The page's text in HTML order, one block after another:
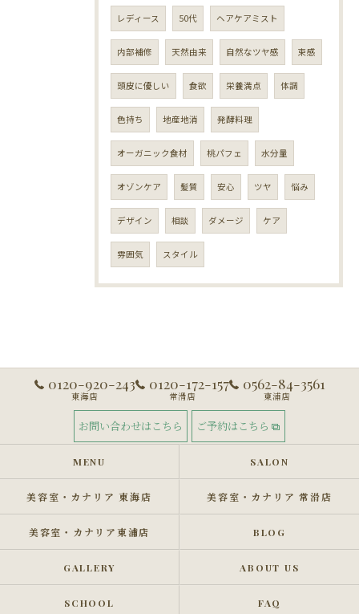
レディース 50代 ヘアケアミスト
内部補修 天然由来 自然なツヤ感 束感
頭皮に優しい 食欲 栄養満点 体調
色持ち 地産地消 発酵料理
オーガニック食材 桃パフェ 水分量
オゾンケア 髪質 安心 ツヤ 悩み
デザイン 相談 ダメージ ケア
雰囲気 スタイル
0120-920-243
東海店
0120-172-157
常滑店
0562-84-3561
東浦店
お問い合わせはこちら ご予約はこちら
MENU SALON
美容室・カナリア 東海店 美容室・カナリア 常滑店
美容室・カナリア東浦店 BLOG
GALLERY ABOUT US
SCHOOL FAQ